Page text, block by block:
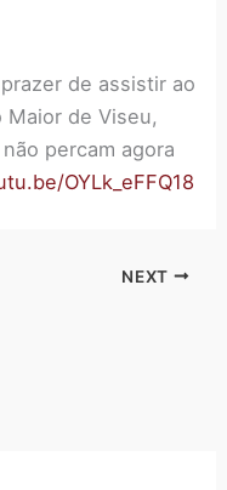
de assistir ao
de Viseu,
percam agora
OYLk_eFFQ18
NEXT